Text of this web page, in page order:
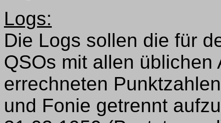
Logs:
Die Logs sollen die für
QSOs mit allen
errechneten
und Fonie getrennt